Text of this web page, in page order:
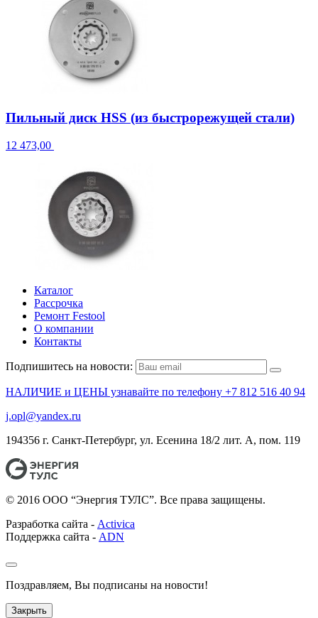
Пильный диск HSS (из быстрорежущей стали)
12 473,00
Каталог
Рассрочка
Ремонт Festool
О компании
Контакты
Подпишитесь на новости:
НАЛИЧИЕ и ЦЕНЫ узнавайте по телефону +7 812 516 40 94
j.opl@yandex.ru
194356 г. Санкт-Петербург, ул. Есенина 18/2 лит. А, пом. 119
© 2016 ООО “Энергия ТУЛС”. Все права защищены.
Разработка сайта - Activica
Поддержка сайта - ADN
Поздравляем, Вы подписаны на новости!
Закрыть